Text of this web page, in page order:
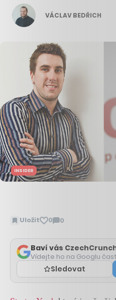
VÁCLAV BEDŘICH
INSIDER
Uložit 0 0
Zobrazit
Baví vás
Vídejte ho na Googlu
Sledovat